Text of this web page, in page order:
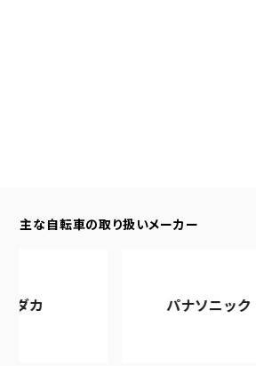
主な自転車の取り扱いメーカー
カ パナソニック